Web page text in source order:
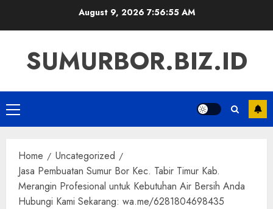
August 9, 2026 7:56:56 AM
SUMURBOR.BIZ.ID
Primary
Menu
Home
Uncategorized
Jasa Pembuatan Sumur Bor Kec. Tabir Timur Kab.
Merangin Profesional untuk Kebutuhan Air Bersih Anda
Hubungi Kami Sekarang: wa.me/6281804698435